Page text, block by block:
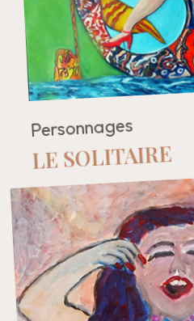
Personnages
LE SOLITAIRE